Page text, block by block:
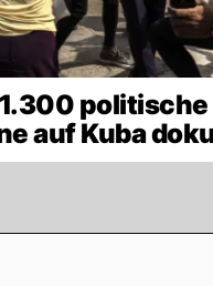
politische
auf Kuba